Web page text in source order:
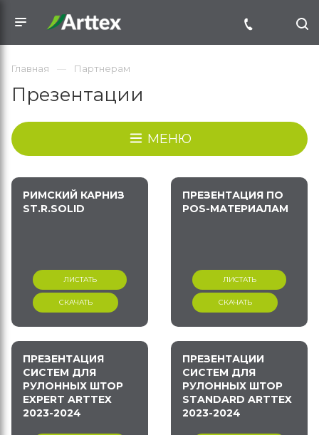
Главная Партнерам
Презентации
МЕНЮ
РИМСКИЙ КАРНИЗ
ST.R.SOLID
ЛИСТАТЬ
СКАЧАТЬ
ПРЕЗЕНТАЦИЯ ПО
POS-МАТЕРИАЛАМ
ЛИСТАТЬ
СКАЧАТЬ
ПРЕЗЕНТАЦИЯ
СИСТЕМ ДЛЯ
РУЛОННЫХ ШТОР
EXPERT ARTTEX
2023-2024
ПРЕЗЕНТАЦИИ
СИСТЕМ ДЛЯ
РУЛОННЫХ ШТОР
STANDARD ARTTEX
2023-2024